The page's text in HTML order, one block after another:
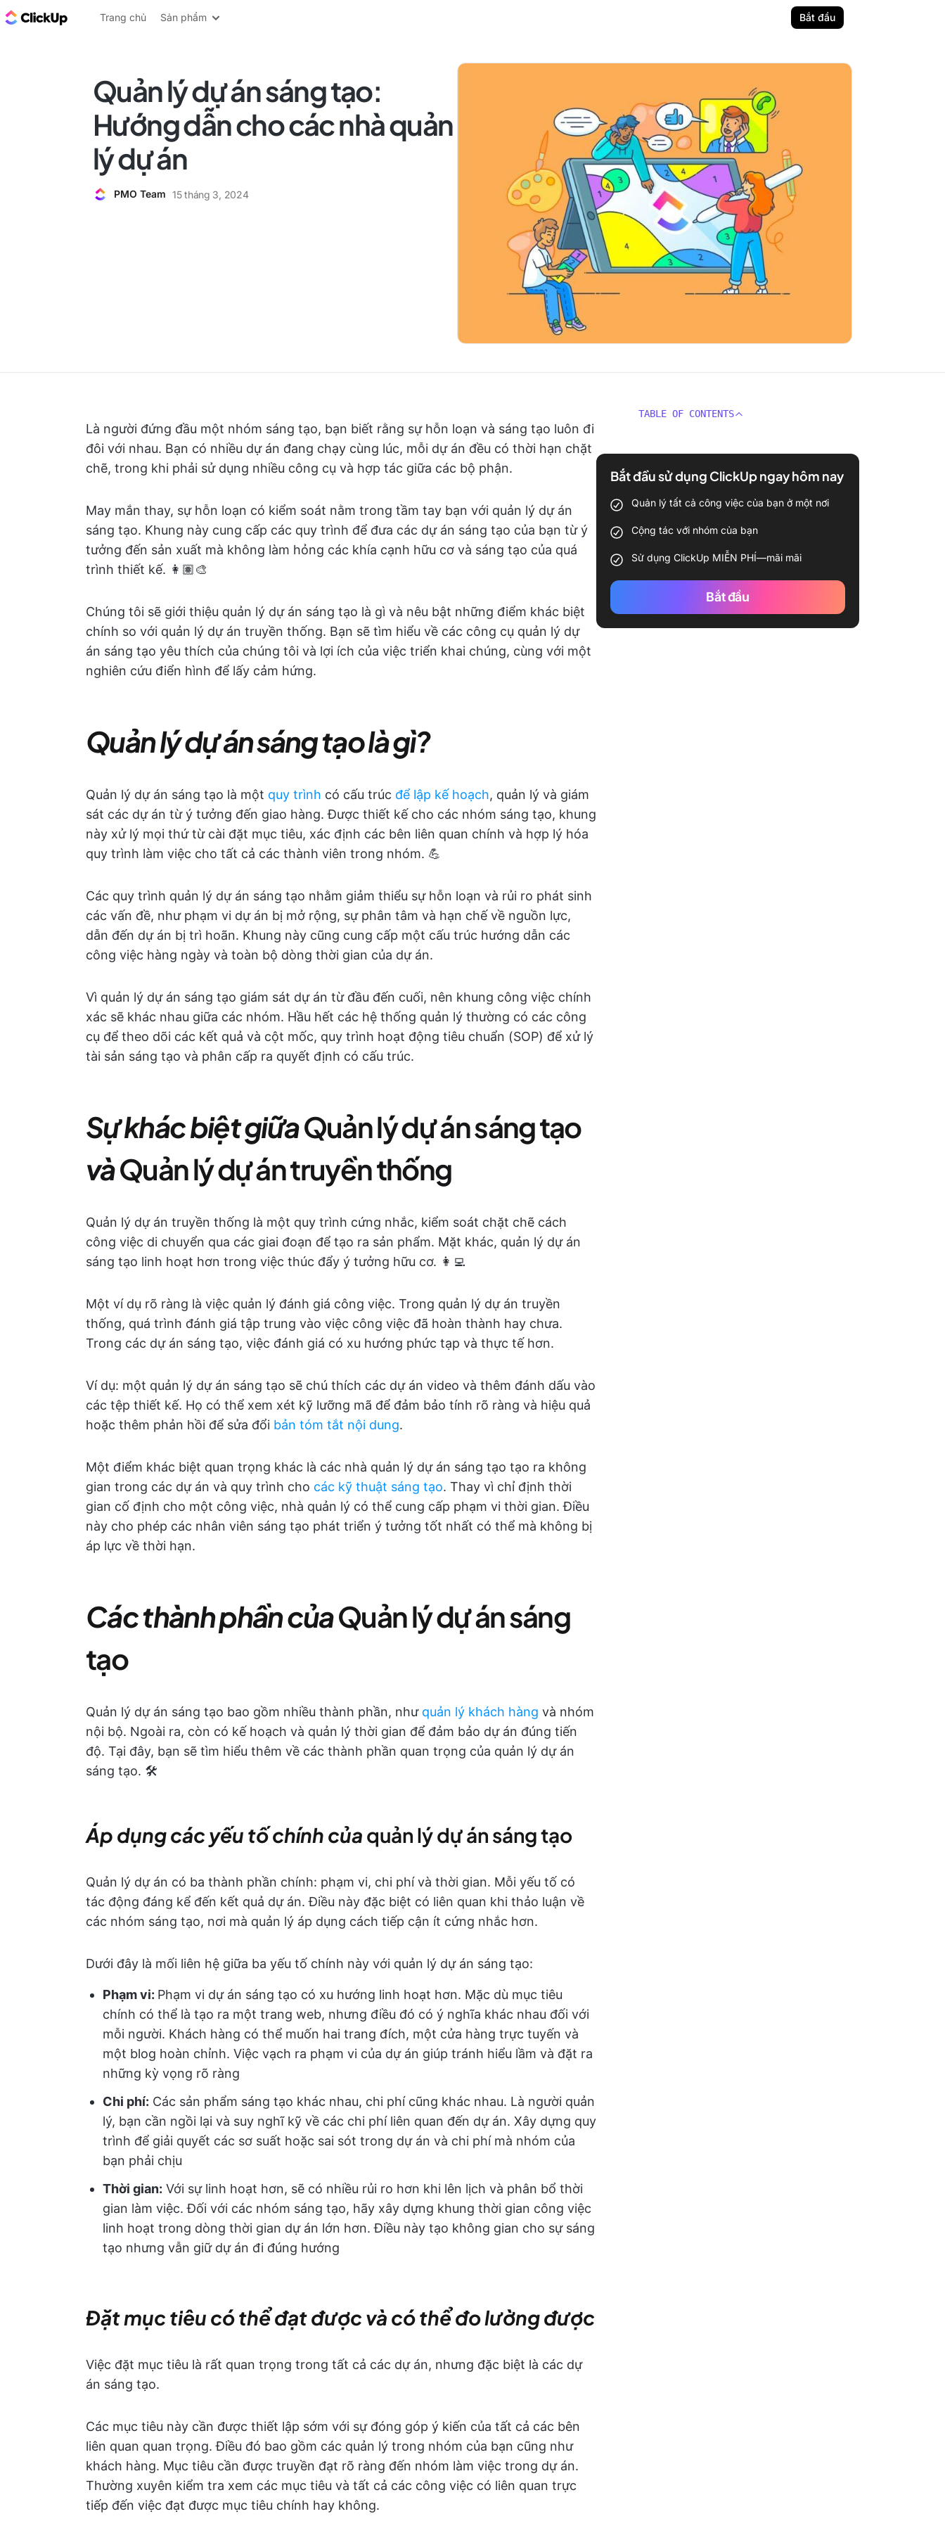
ClickUp Blog
Trang chủ Sản phẩm Bắt đầu
Quản lý dự án sáng tạo:
Hướng dẫn cho các nhà quản
lý dự án
PMO Team 15 tháng 3, 2024
Là người đứng đầu một nhóm sáng tạo, bạn biết rằng sự hỗn loạn và sáng tạo luôn đi
đôi với nhau. Bạn có nhiều dự án đang chạy cùng lúc, mỗi dự án đều có thời hạn chặt
chẽ, trong khi phải sử dụng nhiều công cụ và hợp tác giữa các bộ phận.
May mắn thay, sự hỗn loạn có kiểm soát nằm trong tầm tay bạn với quản lý dự án
sáng tạo. Khung này cung cấp các quy trình để đưa các dự án sáng tạo của bạn từ ý
tưởng đến sản xuất mà không làm hỏng các khía cạnh hữu cơ và sáng tạo của quá
trình thiết kế. 👩🏽‍🎨
Chúng tôi sẽ giới thiệu quản lý dự án sáng tạo là gì và nêu bật những điểm khác biệt
chính so với quản lý dự án truyền thống. Bạn sẽ tìm hiểu về các công cụ quản lý dự
án sáng tạo yêu thích của chúng tôi và lợi ích của việc triển khai chúng, cùng với một
nghiên cứu điển hình để lấy cảm hứng.
Quản lý dự án sáng tạo là gì?
Quản lý dự án sáng tạo là một quy trình có cấu trúc để lập kế hoạch, quản lý và giám
sát các dự án từ ý tưởng đến giao hàng. Được thiết kế cho các nhóm sáng tạo, khung
này xử lý mọi thứ từ cài đặt mục tiêu, xác định các bên liên quan chính và hợp lý hóa
quy trình làm việc cho tất cả các thành viên trong nhóm. 💪
Các quy trình quản lý dự án sáng tạo nhằm giảm thiểu sự hỗn loạn và rủi ro phát sinh
các vấn đề, như phạm vi dự án bị mở rộng, sự phân tâm và hạn chế về nguồn lực,
dẫn đến dự án bị trì hoãn. Khung này cũng cung cấp một cấu trúc hướng dẫn các
công việc hàng ngày và toàn bộ dòng thời gian của dự án.
Vì quản lý dự án sáng tạo giám sát dự án từ đầu đến cuối, nên khung công việc chính
xác sẽ khác nhau giữa các nhóm. Hầu hết các hệ thống quản lý thường có các công
cụ để theo dõi các kết quả và cột mốc, quy trình hoạt động tiêu chuẩn (SOP) để xử lý
tài sản sáng tạo và phân cấp ra quyết định có cấu trúc.
Sự khác biệt giữaQuản lý dự án sáng tạo
vàQuản lý dự án truyền thống
Quản lý dự án truyền thống là một quy trình cứng nhắc, kiểm soát chặt chẽ cách
công việc di chuyển qua các giai đoạn để tạo ra sản phẩm. Mặt khác, quản lý dự án
sáng tạo linh hoạt hơn trong việc thúc đẩy ý tưởng hữu cơ. 👩‍💻
Một ví dụ rõ ràng là việc quản lý đánh giá công việc. Trong quản lý dự án truyền
thống, quá trình đánh giá tập trung vào việc công việc đã hoàn thành hay chưa.
Trong các dự án sáng tạo, việc đánh giá có xu hướng phức tạp và thực tế hơn.
Ví dụ: một quản lý dự án sáng tạo sẽ chú thích các dự án video và thêm đánh dấu vào
các tệp thiết kế. Họ có thể xem xét kỹ lưỡng mã để đảm bảo tính rõ ràng và hiệu quả
hoặc thêm phản hồi để sửa đổi bản tóm tắt nội dung.
Một điểm khác biệt quan trọng khác là các nhà quản lý dự án sáng tạo tạo ra không
gian trong các dự án và quy trình cho các kỹ thuật sáng tạo. Thay vì chỉ định thời
gian cố định cho một công việc, nhà quản lý có thể cung cấp phạm vi thời gian. Điều
này cho phép các nhân viên sáng tạo phát triển ý tưởng tốt nhất có thể mà không bị
áp lực về thời hạn.
Các thành phần củaQuản lý dự án sáng
tạo
Quản lý dự án sáng tạo bao gồm nhiều thành phần, như quản lý khách hàng và nhóm
nội bộ. Ngoài ra, còn có kế hoạch và quản lý thời gian để đảm bảo dự án đúng tiến
độ. Tại đây, bạn sẽ tìm hiểu thêm về các thành phần quan trọng của quản lý dự án
sáng tạo. 🛠️
Áp dụng các yếu tố chính của quản lý dự án sáng tạo
Quản lý dự án có ba thành phần chính: phạm vi, chi phí và thời gian. Mỗi yếu tố có
tác động đáng kể đến kết quả dự án. Điều này đặc biệt có liên quan khi thảo luận về
các nhóm sáng tạo, nơi mà quản lý áp dụng cách tiếp cận ít cứng nhắc hơn.
Dưới đây là mối liên hệ giữa ba yếu tố chính này với quản lý dự án sáng tạo:
Phạm vi: Phạm vi dự án sáng tạo có xu hướng linh hoạt hơn. Mặc dù mục tiêu
chính có thể là tạo ra một trang web, nhưng điều đó có ý nghĩa khác nhau đối với
mỗi người. Khách hàng có thể muốn hai trang đích, một cửa hàng trực tuyến và
một blog hoàn chỉnh. Việc vạch ra phạm vi của dự án giúp tránh hiểu lầm và đặt ra
những kỳ vọng rõ ràng
Chi phí: Các sản phẩm sáng tạo khác nhau, chi phí cũng khác nhau. Là người quản
lý, bạn cần ngồi lại và suy nghĩ kỹ về các chi phí liên quan đến dự án. Xây dựng quy
trình để giải quyết các sơ suất hoặc sai sót trong dự án và chi phí mà nhóm của
bạn phải chịu
Thời gian: Với sự linh hoạt hơn, sẽ có nhiều rủi ro hơn khi lên lịch và phân bổ thời
gian làm việc. Đối với các nhóm sáng tạo, hãy xây dựng khung thời gian công việc
linh hoạt trong dòng thời gian dự án lớn hơn. Điều này tạo không gian cho sự sáng
tạo nhưng vẫn giữ dự án đi đúng hướng
Đặt mục tiêu có thể đạt được và có thể đo lường được
Việc đặt mục tiêu là rất quan trọng trong tất cả các dự án, nhưng đặc biệt là các dự
án sáng tạo.
Các mục tiêu này cần được thiết lập sớm với sự đóng góp ý kiến của tất cả các bên
liên quan quan trọng. Điều đó bao gồm các quản lý trong nhóm của bạn cũng như
khách hàng. Mục tiêu cần được truyền đạt rõ ràng đến nhóm làm việc trong dự án.
Thường xuyên kiểm tra xem các mục tiêu và tất cả các công việc có liên quan trực
tiếp đến việc đạt được mục tiêu chính hay không.
TABLE OF CONTENTS
Bắt đầu sử dụng ClickUp ngay hôm nay
Quản lý tất cả công việc của bạn ở một nơi
Cộng tác với nhóm của bạn
Sử dụng ClickUp MIỄN PHÍ—mãi mãi
Bắt đầu